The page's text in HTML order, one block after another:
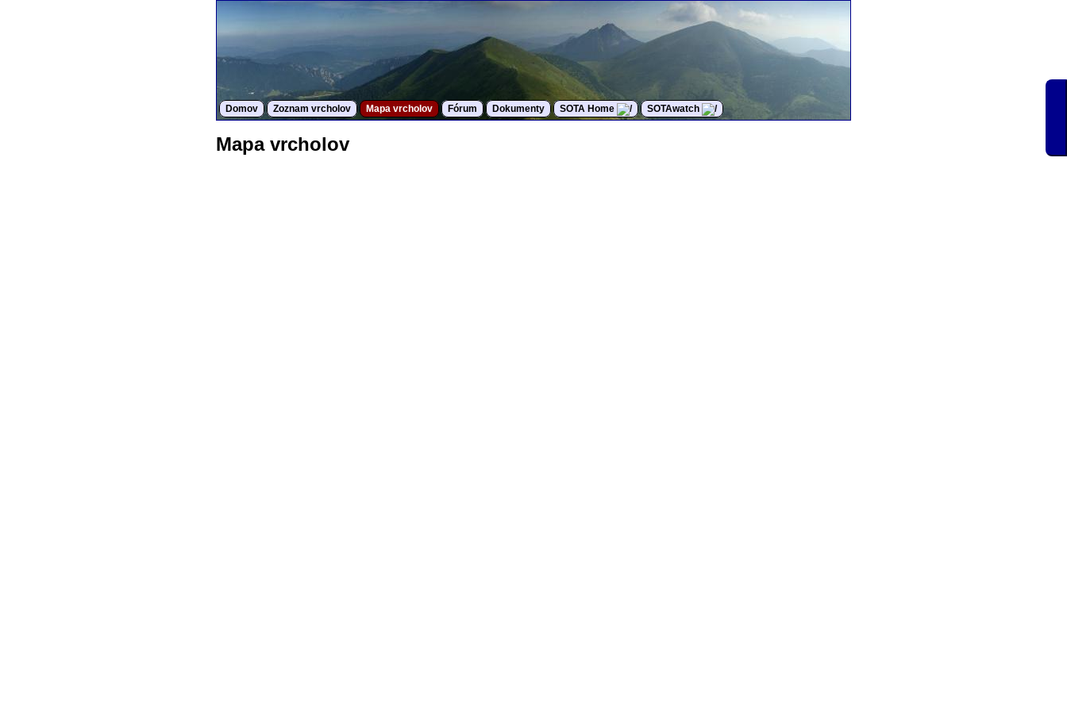
Domov Zoznam vrcholov Mapa vrcholov Fórum Dokumenty SOTA Home SOTAwatch
Mapa vrcholov